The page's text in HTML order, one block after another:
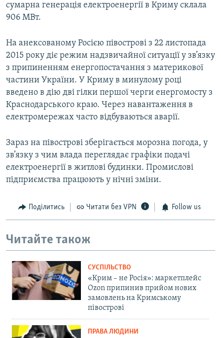
сумарна генерація електроенергії в Криму склала
906 МВт.
На анексованому Росією півострові з 22 листопада
2015 року діє режим надзвичайної ситуації у зв’язку
з припиненням енергопостачання з материкової
частини України. У Криму в минулому році
введено в дію дві гілки першої черги енергомосту з
Краснодарського краю. Через навантаження в
електромережах часто відбуваються аварії.
Зараз на півострові зберігається морозна погода, у
зв’язку з чим влада переглядає графіки подачі
електроенергії в житлові будинки. Промислові
підприємства працюють у нічні зміни.
Поділитись Читати без VPN Follow us
Читайте також
СУСПІЛЬСТВО
«Крим – не Росія»: маркетплейс
Ozon припинив прийом нових
замовлень на Кримському
півострові
ПРАВА ЛЮДИНИ